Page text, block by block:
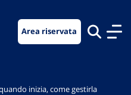
Area riservata
inizia, come gestirla